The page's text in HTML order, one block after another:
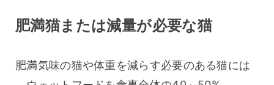
肥満猫または減量が必要な猫
肥満気味の猫や体重を減らす必要のある猫には